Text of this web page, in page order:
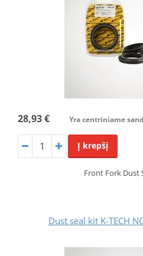
28,93 € Yra centriniame
Į krepšį
Front Fork Dust
Dust seal kit K-TECH